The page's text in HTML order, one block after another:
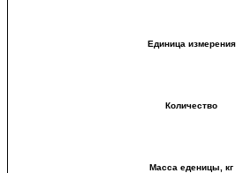
Единица измерения
Количество
Масса еденицы, кг